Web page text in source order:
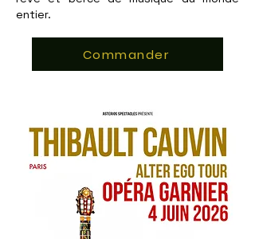
entier.
Commander